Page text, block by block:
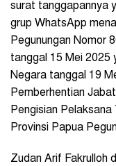
surat tanggapannya
grup WhatsApp
Pegunungan Nomor
tanggal 15 Mei 2025
Negara tanggal 19
Pemberhentian
Pengisian Pelaksana
Provinsi Papua
Zudan Arif Fakrulloh